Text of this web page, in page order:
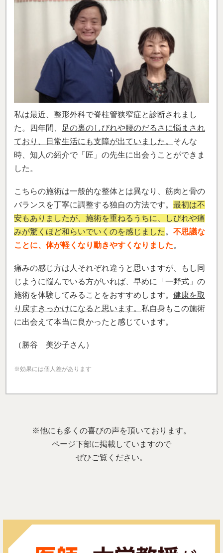
私は最近、整形外科で脊柱管狭窄症と診断されまし
た。四年間、
足の裏のしびれや腰のだるさに悩まされ
ており、日常生活にも支障が出ていました。 そんな
時、知人の紹介で「匠」の先生に出会うことができま
した。
こちらの施術は一般的な整体とは異なり、筋肉と骨の
バランスを丁寧に調整する独自の方法です。 最初は不
安もありましたが、施術を重ねるうちに、しびれや痛
みが驚くほど和らいでいくのを感じました 。 不思議な
ことに、体が軽くなり動きやすくなりました。
痛みの感じ方は人それぞれ違うと思いますが、もし同
じように悩んでいる方がいれば、早めに「一野式」の
施術を体験してみることをおすすめします。 健康を取
り戻すきっかけになると思います。 私自身もこの施術
に出会えて本当に良かったと感じています。
（勝谷 美沙子さん）
※効果には個人差があります
※他にも多くの喜びの声を頂いております。
ページ下部に掲載していますので
ぜひご覧ください。